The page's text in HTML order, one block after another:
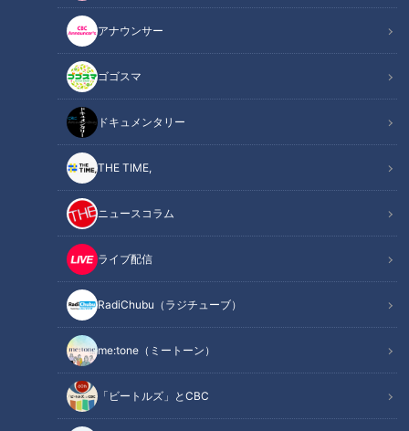
アナウンサー
ゴゴスマ
ドキュメンタリー
THE TIME,
ニュースコラム
ライブ配信
RadiChubu（ラジチューブ）
me:tone（ミートーン）
「ビートルズ」とCBC
この記事を見たあなたへのおすすめ
フランス人は菓子店「シャトレ
ーゼ」の店名に顔を赤らめる？
ル」～ハワイで爆発的人気を得
たゴム草履の秘話